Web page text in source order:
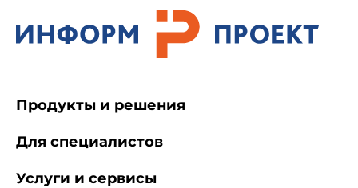
Продукты и решения
Для специалистов
Услуги и сервисы